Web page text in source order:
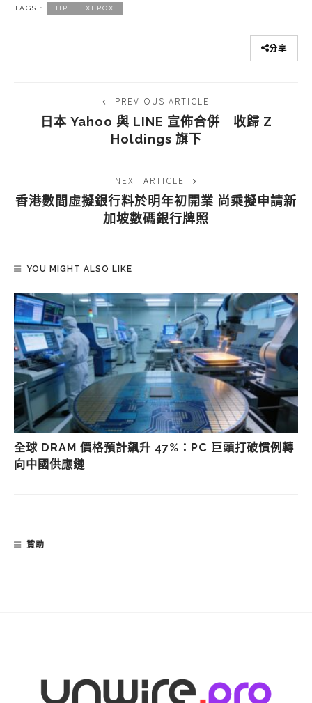
TAGS : HP XEROX
分享
PREVIOUS ARTICLE
日本 Yahoo 與 LINE 宣佈合併 收歸 Z
Holdings 旗下
NEXT ARTICLE
香港數間虛擬銀行料於明年初開業 尚乘擬申請新
加坡數碼銀行牌照
YOU MIGHT ALSO LIKE
全球 DRAM 價格預計飆升 47%：PC 巨頭打破慣例轉
向中國供應鏈
贊助